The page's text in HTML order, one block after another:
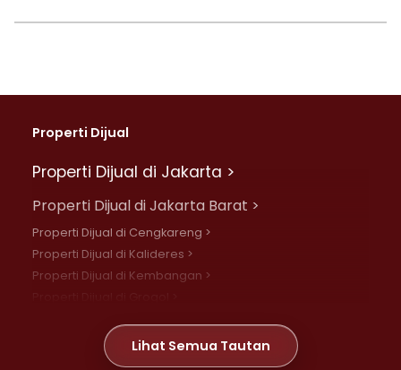
Properti Dijual
Properti Dijual di Jakarta >
Properti Dijual di Jakarta Barat >
Properti Dijual di Cengkareng >
Properti Dijual di Kalideres >
Properti Dijual di Kembangan >
Properti Dijual di Meruya >
Properti Dijual di Jelambar >
Lihat Semua Tautan